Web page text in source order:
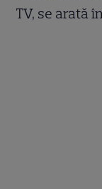
TV, se arată